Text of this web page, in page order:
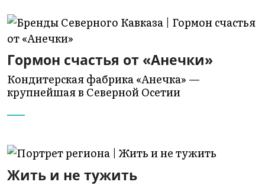
Гормон счастья от «Анечки»
Кондитерская фабрика «Анечка» —
крупнейшая в Северной Осетии
Жить и не тужить